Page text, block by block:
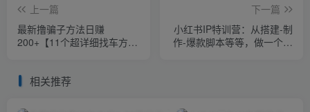
上一篇
最新撸骗子方法日赚
200+【11个超详细找车方法
下一篇
小红书IP特训营：从搭建-制
作-爆款脚本等等，做一个赚
相关推荐